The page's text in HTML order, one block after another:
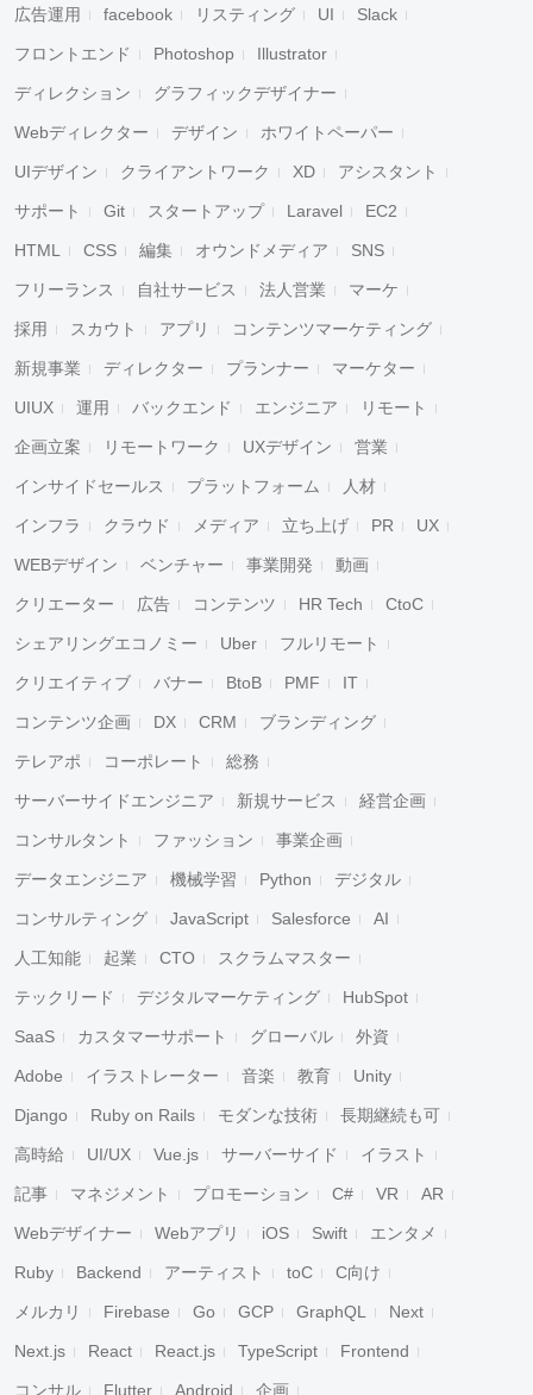
広告運用 facebook リスティング UI Slack
フロントエンド Photoshop Illustrator
ディレクション グラフィックデザイナー
Webディレクター デザイン ホワイトペーパー
UIデザイン クライアントワーク XD アシスタント
サポート Git スタートアップ Laravel EC2
HTML CSS 編集 オウンドメディア SNS
フリーランス 自社サービス 法人営業 マーケ
採用 スカウト アプリ コンテンツマーケティング
新規事業 ディレクター プランナー マーケター
UIUX 運用 バックエンド エンジニア リモート
企画立案 リモートワーク UXデザイン 営業
インサイドセールス プラットフォーム 人材
インフラ クラウド メディア 立ち上げ PR UX
WEBデザイン ベンチャー 事業開発 動画
クリエーター 広告 コンテンツ HR Tech CtoC
シェアリングエコノミー Uber フルリモート
クリエイティブ バナー BtoB PMF IT
コンテンツ企画 DX CRM ブランディング
テレアポ コーポレート 総務
サーバーサイドエンジニア 新規サービス 経営企画
コンサルタント ファッション 事業企画
データエンジニア 機械学習 Python デジタル
コンサルティング JavaScript Salesforce AI
人工知能 起業 CTO スクラムマスター
テックリード デジタルマーケティング HubSpot
SaaS カスタマーサポート グローバル 外資
Adobe イラストレーター 音楽 教育 Unity
Django Ruby on Rails モダンな技術 長期継続も可
高時給 UI/UX Vue.js サーバーサイド イラスト
記事 マネジメント プロモーション C# VR AR
Webデザイナー Webアプリ iOS Swift エンタメ
Ruby Backend アーティスト toC C向け
メルカリ Firebase Go GCP GraphQL Next
Next.js React React.js TypeScript Frontend
コンサル Flutter Android 企画